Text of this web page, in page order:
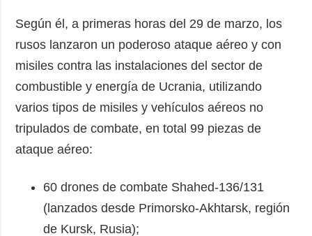
Publicaciones
Video
Releases
imágenes
Según él, a primeras horas del 29 de marzo, los
rusos lanzaron un poderoso ataque aéreo y con
misiles contra las instalaciones del sector de
combustible y energía de Ucrania, utilizando
varios tipos de misiles y vehículos aéreos no
tripulados de combate, en total 99 piezas de
ataque aéreo:
60 drones de combate Shahed-136/131
(lanzados desde Primorsko-Akhtarsk, región
de Kursk, Rusia);